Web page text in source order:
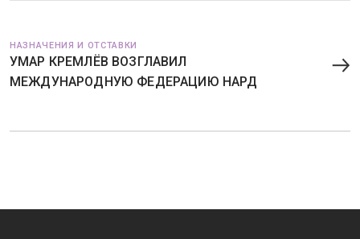
НАЗНАЧЕНИЯ И ОТСТАВКИ
УМАР КРЕМЛЁВ ВОЗГЛАВИЛ
МЕЖДУНАРОДНУЮ ФЕДЕРАЦИЮ НАРД